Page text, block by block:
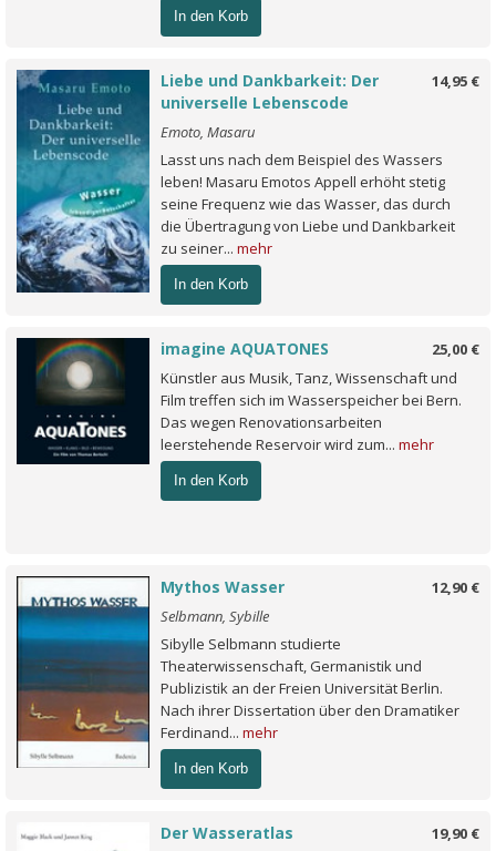
In den Korb
14,95 €
Liebe und Dankbarkeit: Der
universelle Lebenscode
Emoto, Masaru
Lasst uns nach dem Beispiel des Wassers
leben! Masaru Emotos Appell erhöht stetig
seine Frequenz wie das Wasser, das durch
die Übertragung von Liebe und Dankbarkeit
zu seiner... mehr
In den Korb
25,00 €
imagine AQUATONES
Künstler aus Musik, Tanz, Wissenschaft und
Film treffen sich im Wasserspeicher bei Bern.
Das wegen Renovationsarbeiten
leerstehende Reservoir wird zum... mehr
In den Korb
12,90 €
Mythos Wasser
Selbmann, Sybille
Sibylle Selbmann studierte
Theaterwissenschaft, Germanistik und
Publizistik an der Freien Universität Berlin.
Nach ihrer Dissertation über den Dramatiker
Ferdinand... mehr
In den Korb
19,90 €
Der Wasseratlas